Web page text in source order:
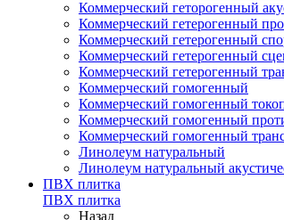
Коммерческий геторогенный
Коммерческий гетерогенный
Коммерческий гетерогенный
Коммерческий гетерогенный
Коммерческий гетерогенный
Коммерческий гомогенный
Коммерческий гомогенный
Коммерческий гомогенный
Коммерческий гомогенный
Линолеум натуральный
Линолеум натуральный
ПВХ плитка
ПВХ плитка
Назад